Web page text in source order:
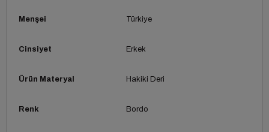
Menşei Türkiye
Cinsiyet Erkek
Ürün Materyal Hakiki Deri
Renk Bordo